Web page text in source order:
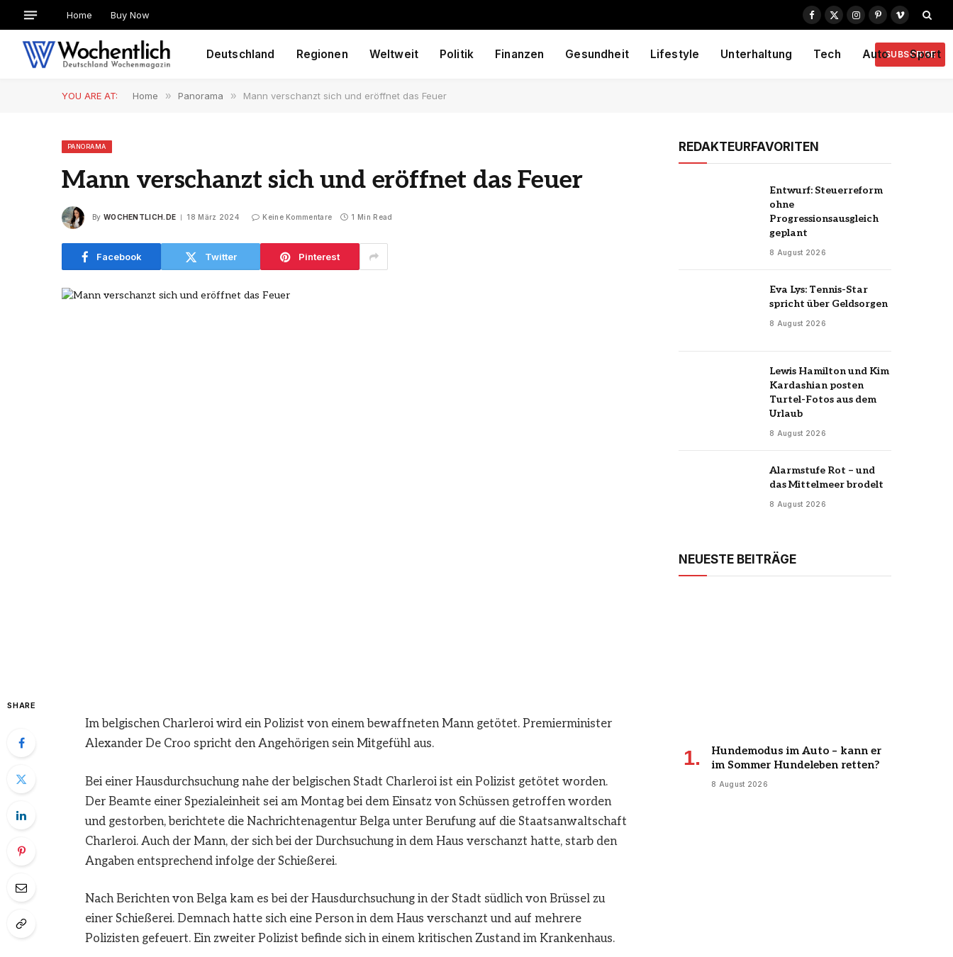
Home Buy Now
Facebook
X
Instagram
PinterestVimeo
Deutschland Regionen Weltweit Politik Finanzen Gesundheit Lifestyle Unterhaltung Tech Auto Sport
SUBSCRIBE
YOU ARE AT: Home » Panorama » Mann verschanzt sich und eröffnet das Feuer
PANORAMA
Mann verschanzt sich und eröffnet das Feuer
By WOCHENTLICH.DE 18 März 2024 Keine Kommentare 1 Min Read
Facebook Twitter Pinterest
SHARE
Im belgischen Charleroi wird ein Polizist von einem bewaffneten Mann getötet. Premierminister
Alexander De Croo spricht den Angehörigen sein Mitgefühl aus.
Bei einer Hausdurchsuchung nahe der belgischen Stadt Charleroi ist ein Polizist getötet worden.
Der Beamte einer Spezialeinheit sei am Montag bei dem Einsatz von Schüssen getroffen worden
und gestorben, berichtete die Nachrichtenagentur Belga unter Berufung auf die Staatsanwaltschaft
Charleroi. Auch der Mann, der sich bei der Durchsuchung in dem Haus verschanzt hatte, starb den
Angaben entsprechend infolge der Schießerei.
Nach Berichten von Belga kam es bei der Hausdurchsuchung in der Stadt südlich von Brüssel zu
einer Schießerei. Demnach hatte sich eine Person in dem Haus verschanzt und auf mehrere
Polizisten gefeuert. Ein zweiter Polizist befinde sich in einem kritischen Zustand im Krankenhaus.
REDAKTEURFAVORITEN
Entwurf: Steuerreform
ohne
Progressionsausgleich
geplant
8 August 2026
Eva Lys: Tennis-Star
spricht über Geldsorgen
8 August 2026
Lewis Hamilton und Kim
Kardashian posten
Turtel-Fotos aus dem
Urlaub
8 August 2026
Alarmstufe Rot – und
das Mittelmeer brodelt
8 August 2026
NEUESTE BEITRÄGE
Hundemodus im Auto – kann er
im Sommer Hundeleben retten?
8 August 2026